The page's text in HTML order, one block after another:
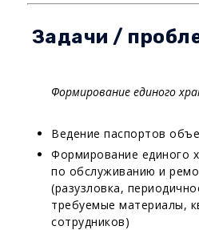
Задачи /
Формирование единого
Ведение паспортов
Формирование единого
по обслуживанию и
(разузловка,
требуемые материалы,
сотрудников)